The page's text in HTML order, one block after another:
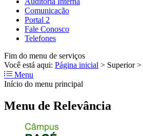
Comunicação
Portal 2
Fale Conosco
Telefones
Fim do menu de serviços
Você está aqui: Página inicial > Superior >
Menu
Início do menu principal
Menu de Relevância